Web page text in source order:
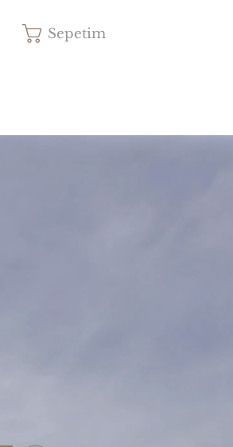
Sepetim